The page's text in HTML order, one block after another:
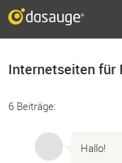
Internetseiten für
6 Beiträge:
Hallo!